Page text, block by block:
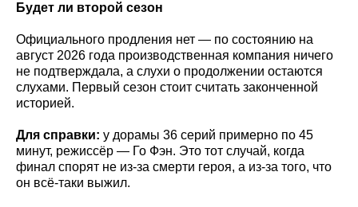
Будет ли второй сезон
Официального продления нет — по состоянию на
август 2026 года производственная компания ничего
не подтверждала, а слухи о продолжении остаются
слухами. Первый сезон стоит считать законченной
историей.
Для справки: у дорамы 36 серий примерно по 45
минут, режиссёр — Го Фэн. Это тот случай, когда
финал спорят не из-за смерти героя, а из-за того, что
он всё-таки выжил.